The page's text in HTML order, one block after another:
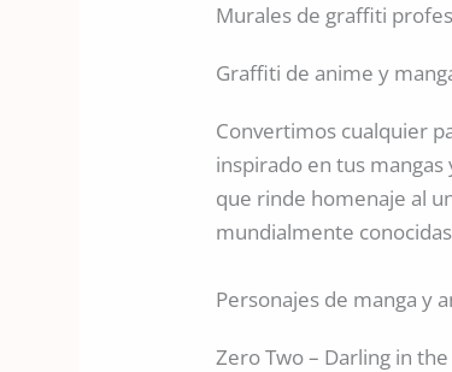
Murales de graffiti
Graffiti de anime y
Convertimos cualquier
inspirado en tus
que rinde homenaje al
mundialmente
Personajes de manga y
Zero Two – Darling in